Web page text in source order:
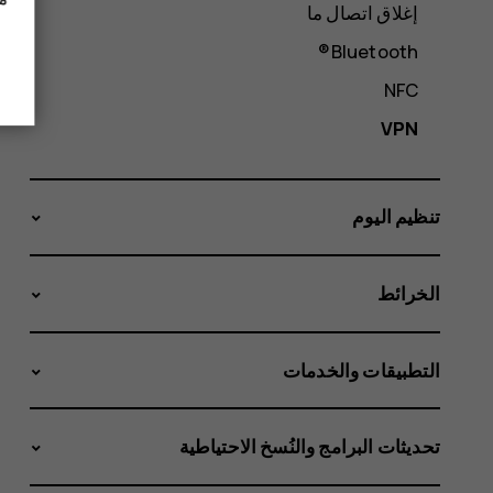
إغلاق اتصال ما
Bluetooth®
NFC
VPN
تنظيم اليوم
الخرائط
التطبيقات والخدمات
تحديثات البرامج والنُسخ الاحتياطية